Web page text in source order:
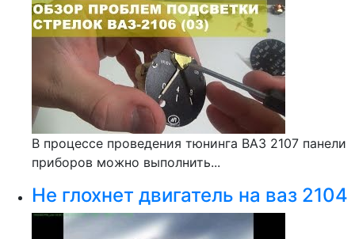
В процессе проведения тюнинга ВАЗ 2107 панели
приборов можно выполнить...
Не глохнет двигатель на ваз 2104